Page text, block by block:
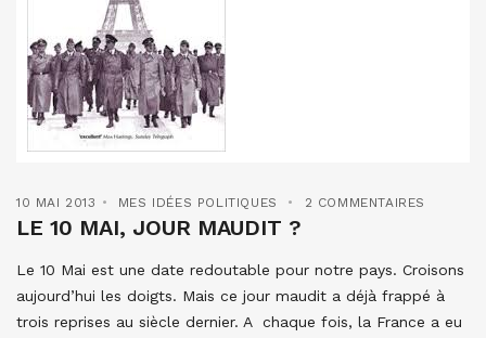
10 MAI 2013 MES IDÉES POLITIQUES 2 COMMENTAIRES
LE 10 MAI, JOUR MAUDIT ?
Le 10 Mai est une date redoutable pour notre pays. Croisons
aujourd’hui les doigts. Mais ce jour maudit a déjà frappé à
trois reprises au siècle dernier. A chaque fois, la France a eu